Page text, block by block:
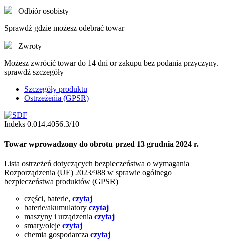
Odbiór osobisty
Sprawdź gdzie możesz odebrać towar
Zwroty
Możesz zwrócić towar do 14 dni or zakupu bez podania przyczyny.
sprawdź szczegóły
Szczegóły produktu
Ostrzeżeńia (GPSR)
Indeks 0.014.4056.3/10
Towar wprowadzony do obrotu przed 13 grudnia 2024 r.
Lista ostrzeżeń dotyczących bezpieczeństwa o wymagania
Rozporządzenia (UE) 2023/988 w sprawie ogólnego
bezpieczeństwa produktów (GPSR)
części, baterie, czytaj
baterie/akumulatory czytaj
maszyny i urządzenia czytaj
smary/oleje czytaj
chemia gospodarcza czytaj